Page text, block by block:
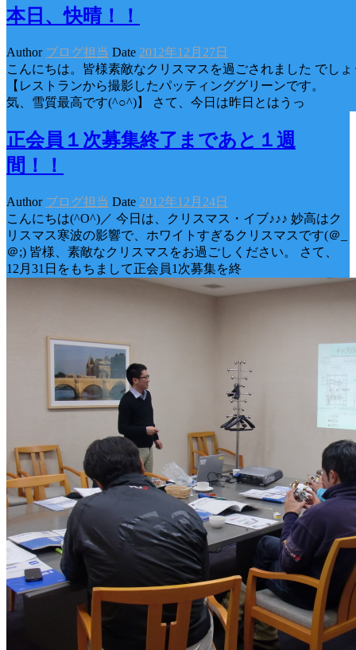
本日、快晴！！
Author ブログ担当 Date 2012年12月27日
こんにちは。皆様素敵なクリスマスを過ごされました でし
【レストランから撮影したパッティング
気、雪質最高です(^○^)】 さて、今日は昨日とはうっ
正会員１次募集終了まであと１週
間！！
Author ブログ担当 Date 2012年12月24日
こんにちは(^O^)／ 今日は、クリスマス・イブ♪♪♪ 妙高はク
リスマス寒波の影響で、ホワイトすぎるクリスマスです(＠_
＠;) 皆様、素敵なクリスマスをお過ごしください。 さて、
12月31日をもちまして正会員1次募集を終